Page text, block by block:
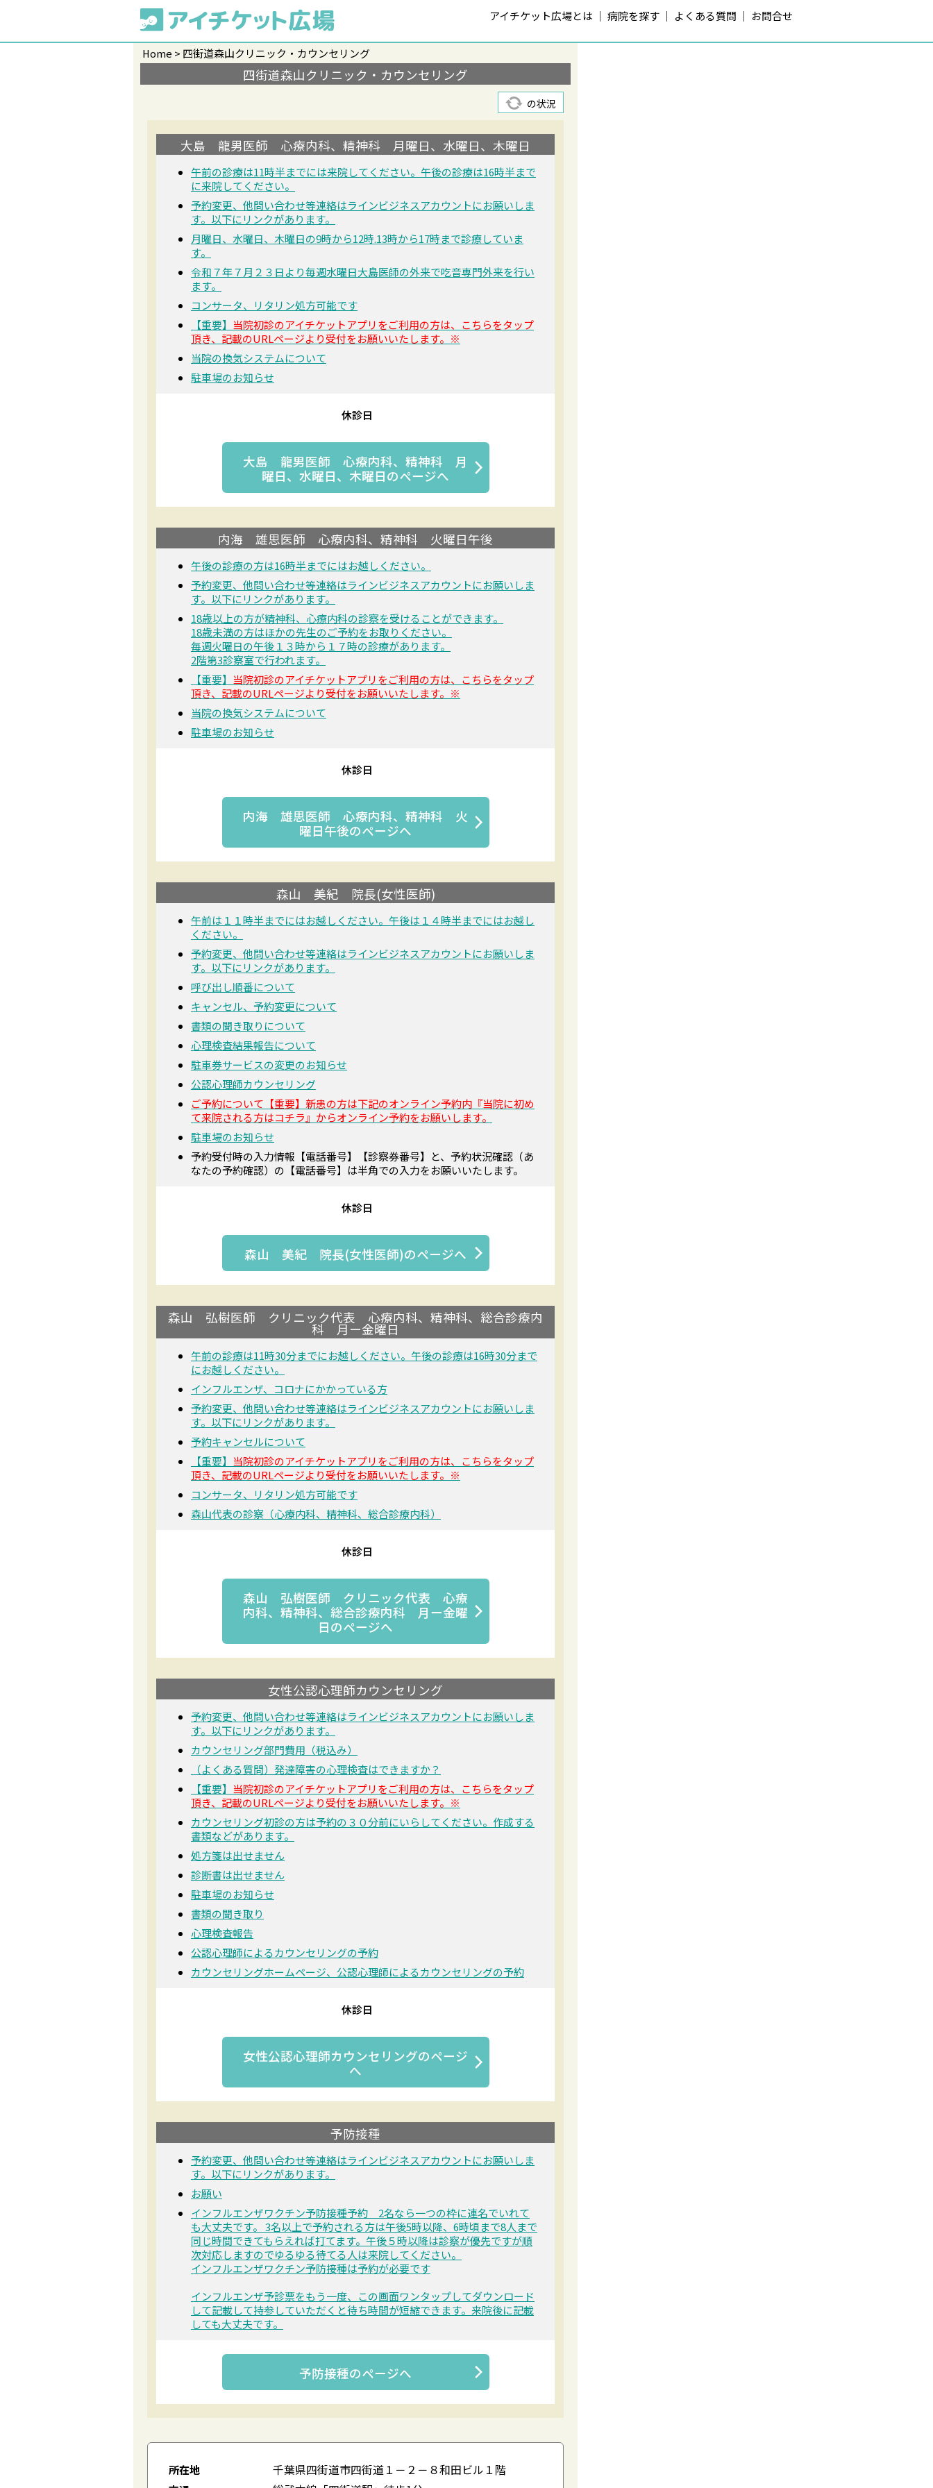
アイチケット広場とは 病院を探す よくある質問 お問合せ
Home 四街道森山クリニック・カウンセリング
四街道森山クリニック・カウンセリング
の状況
大島 龍男医師 心療内科、精神科 月曜日、水曜日、木曜日
午前の診療は11時半までには来院してください。午後の診療は16時半まで
に来院してください。
予約変更、他問い合わせ等連絡はラインビジネスアカウントにお願いしま
す。以下にリンクがあります。
月曜日、水曜日、木曜日の9時から12時.13時から17時まで診療していま
す。
令和７年７月２３日より毎週水曜日大島医師の外来で吃音専門外来を行い
ます。
コンサータ、リタリン処方可能です
【重要】 当院初診のアイチケットアプリをご利用の方は、こちらをタップ
頂き、記載のURLページより受付をお願いいたします。※
当院の換気システムについて
駐車場のお知らせ
休診日
大島 龍男医師 心療内科、精神科 月
曜日、水曜日、木曜日のページへ
内海 雄思医師 心療内科、精神科 火曜日午後
午後の診療の方は16時半までにはお越しください。
予約変更、他問い合わせ等連絡はラインビジネスアカウントにお願いしま
す。以下にリンクがあります。
18歳以上の方が精神科、心療内科の診察を受けることができます。
18歳未満の方はほかの先生のご予約をお取りください。
毎週火曜日の午後１３時から１７時の診療があります。
2階第3診察室で行われます。
【重要】 当院初診のアイチケットアプリをご利用の方は、こちらをタップ
頂き、記載のURLページより受付をお願いいたします。※
当院の換気システムについて
駐車場のお知らせ
休診日
内海 雄思医師 心療内科、精神科 火
曜日午後のページへ
森山 美紀 院長(女性医師)
午前は１１時半までにはお越しください。午後は１４時半までにはお越し
ください。
予約変更、他問い合わせ等連絡はラインビジネスアカウントにお願いしま
す。以下にリンクがあります。
呼び出し順番について
キャンセル、予約変更について
書類の聞き取りについて
心理検査結果報告について
駐車券サービスの変更のお知らせ
公認心理師カウンセリング
ご予約について【重要】新患の方は下記のオンライン予約内『当院に初め
て来院される方はコチラ』からオンライン予約をお願いします。
駐車場のお知らせ
予約受付時の入力情報【電話番号】【診察券番号】と、予約状況確認（あ
なたの予約確認）の【電話番号】は半角での入力をお願いいたします。
休診日
森山 美紀 院長(女性医師)のページへ
森山 弘樹医師 クリニック代表 心療内科、精神科、総合診療内
科 月ー金曜日
午前の診療は11時30分までにお越しください。午後の診療は16時30分まで
にお越しください。
インフルエンザ、コロナにかかっている方
予約変更、他問い合わせ等連絡はラインビジネスアカウントにお願いしま
す。以下にリンクがあります。
予約キャンセルについて
【重要】 当院初診のアイチケットアプリをご利用の方は、こちらをタップ
頂き、記載のURLページより受付をお願いいたします。※
コンサータ、リタリン処方可能です
森山代表の診察（心療内科、精神科、総合診療内科）
休診日
森山 弘樹医師 クリニック代表 心療
内科、精神科、総合診療内科 月ー金曜
日のページへ
女性公認心理師カウンセリング
予約変更、他問い合わせ等連絡はラインビジネスアカウントにお願いしま
す。以下にリンクがあります。
カウンセリング部門費用（税込み）
（よくある質問）発達障害の心理検査はできますか？
【重要】 当院初診のアイチケットアプリをご利用の方は、こちらをタップ
頂き、記載のURLページより受付をお願いいたします。※
カウンセリング初診の方は予約の３０分前にいらしてください。作成する
書類などがあります。
処方箋は出せません
診断書は出せません
駐車場のお知らせ
書類の聞き取り
心理検査報告
公認心理師によるカウンセリングの予約
カウンセリングホームページ、公認心理師によるカウンセリングの予約
休診日
女性公認心理師カウンセリングのページ
へ
予防接種
予約変更、他問い合わせ等連絡はラインビジネスアカウントにお願いしま
す。以下にリンクがあります。
お願い
インフルエンザワクチン予防接種予約 2名なら一つの枠に連名でいれて
も大丈夫です。 3名以上で予約される方は午後5時以降、6時頃まで8人まで
同じ時間できてもらえれば打てます。午後５時以降は診察が優先ですが順
次対応しますのでゆるゆる待てる人は来院してください。
インフルエンザワクチン予防接種は予約が必要です
インフルエンザ予診票をもう一度、この画面ワンタップしてダウンロード
して記載して持参していただくと待ち時間が短縮できます。来院後に記載
しても大丈夫です。
予防接種のページへ
所在地 千葉県四街道市四街道１－２－８和田ビル１階